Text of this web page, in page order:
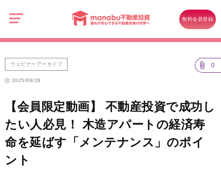
無料会員登録
ウェビナーアーカイブ
【会員限定動画】 不動産投資で成功したい人必見！ 木造アパートの経済
ウェビナーアーカイブ 0
2025/09/29
【会員限定動画】 不動産投資で成功し
たい人必見！ 木造アパートの経済寿
命を延ばす「メンテナンス」のポイ
ント